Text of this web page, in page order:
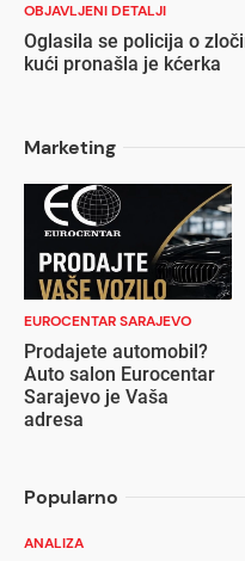
OBJAVLJENI DETALJI
Oglasila se policija o
kući pronašla je kćerka
Marketing
EUROCENTAR SARAJEVO
Prodajete automobil?
Auto salon Eurocentar
Sarajevo je Vaša
adresa
Popularno
ANALIZA